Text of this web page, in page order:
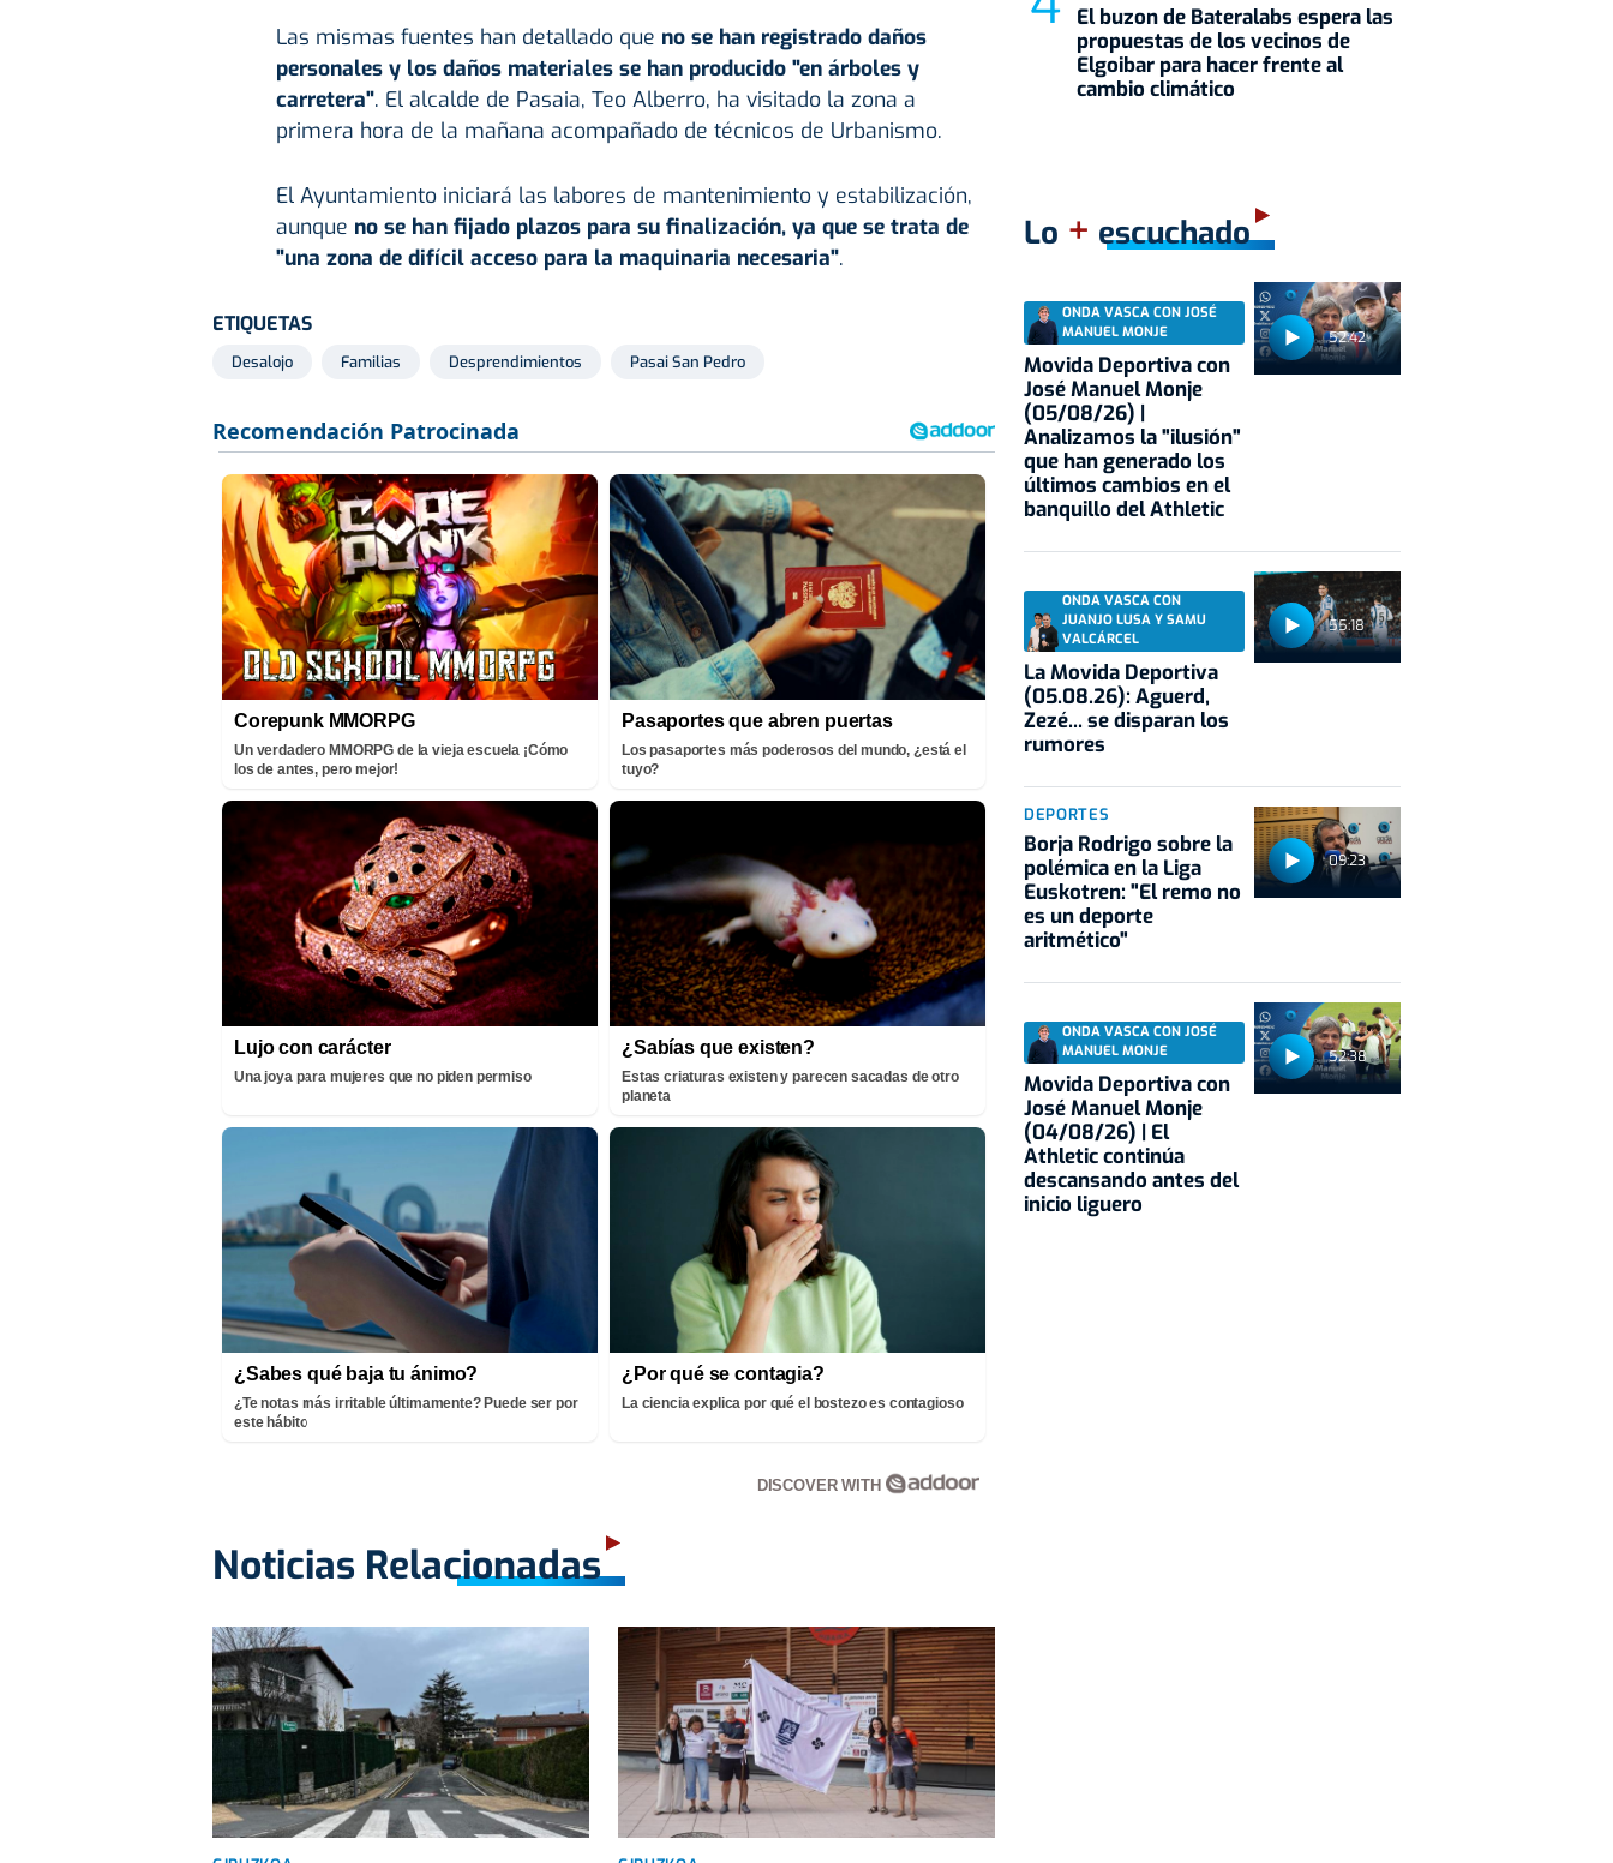
Las mismas fuentes han detallado que no se han registrado daños
personales y los daños materiales se han producido "en árboles y
carretera". El alcalde de Pasaia, Teo Alberro, ha visitado la zona a
primera hora de la mañana acompañado de técnicos de Urbanismo.
El Ayuntamiento iniciará las labores de mantenimiento y estabilización,
aunque no se han fijado plazos para su finalización, ya que se trata de
"una zona de difícil acceso para la maquinaria necesaria".
ETIQUETAS
Desalojo Familias Desprendimientos Pasai San Pedro
Corepunk MMORPG
Un verdadero MMORPG de la vieja escuela ¡Cómo
los de antes, pero mejor!
Pasaportes que abren puertas
Los pasaportes más poderosos del mundo, ¿está el
tuyo?
Lujo con carácter
Una joya para mujeres que no piden permiso
¿Sabías que existen?
Estas criaturas existen y parecen sacadas de otro
planeta
¿Sabes qué baja tu ánimo?
¿Te notas más irritable últimamente? Puede ser por
este hábito
¿Por qué se contagia?
La ciencia explica por qué el bostezo es contagioso
DISCOVER WITH
Noticias Relacionadas
El buzon de Bateralabs espera las
propuestas de los vecinos de
Elgoibar para hacer frente al
cambio climático
Lo + escuchado
52:42
ONDA VASCA CON JOSÉ
MANUEL MONJE
Movida Deportiva con
José Manuel Monje
(05/08/26) |
Analizamos la "ilusión"
que han generado los
últimos cambios en el
banquillo del Athletic
55:18
ONDA VASCA CON
JUANJO LUSA Y SAMU
VALCÁRCEL
La Movida Deportiva
(05.08.26): Aguerd,
Zezé... se disparan los
rumores
09:23
DEPORTES
Borja Rodrigo sobre la
polémica en la Liga
Euskotren: "El remo no
es un deporte
aritmético"
52:38
ONDA VASCA CON JOSÉ
MANUEL MONJE
Movida Deportiva con
José Manuel Monje
(04/08/26) | El
Athletic continúa
descansando antes del
inicio liguero